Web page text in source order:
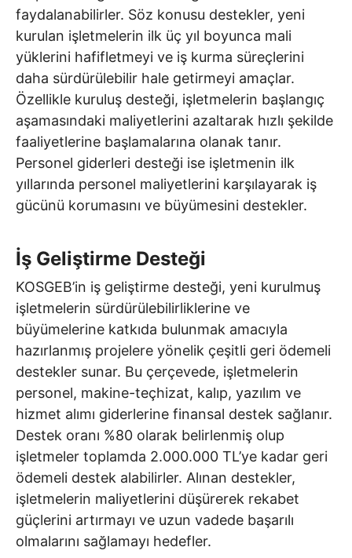
faydalanabilirler. Söz konusu destekler, yeni
kurulan işletmelerin ilk üç yıl boyunca mali
yüklerini hafifletmeyi ve iş kurma süreçlerini
daha sürdürülebilir hale getirmeyi amaçlar.
Özellikle kuruluş desteği, işletmelerin başlangıç
aşamasındaki maliyetlerini azaltarak hızlı şekilde
faaliyetlerine başlamalarına olanak tanır.
Personel giderleri desteği ise işletmenin ilk
yıllarında personel maliyetlerini karşılayarak iş
gücünü korumasını ve büyümesini destekler.
İş Geliştirme Desteği
KOSGEB’in iş geliştirme desteği, yeni kurulmuş
işletmelerin sürdürülebilirliklerine ve
büyümelerine katkıda bulunmak amacıyla
hazırlanmış projelere yönelik çeşitli geri ödemeli
destekler sunar. Bu çerçevede, işletmelerin
personel, makine-teçhizat, kalıp, yazılım ve
hizmet alımı giderlerine finansal destek sağlanır.
Destek oranı %80 olarak belirlenmiş olup
işletmeler toplamda 2.000.000 TL’ye kadar geri
ödemeli destek alabilirler. Alınan destekler,
işletmelerin maliyetlerini düşürerek rekabet
güçlerini artırmayı ve uzun vadede başarılı
olmalarını sağlamayı hedefler.